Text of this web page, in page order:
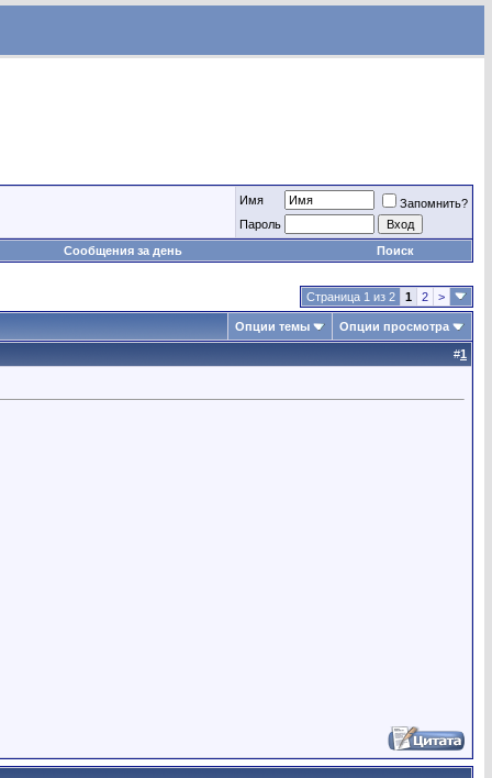
Имя
Запомнить?
Пароль
Сообщения за день
Поиск
Страница 1 из 2 1 2 >
Опции темы Опции просмотра
#1